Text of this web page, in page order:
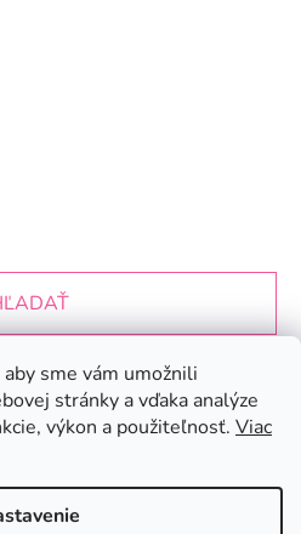
sme vám umožnili
stránky a vďaka analýze
výkon a použiteľnosť. Viac